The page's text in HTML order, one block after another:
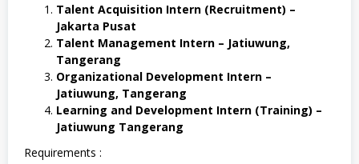
Talent Acquisition Intern (Recruitment) –
Jakarta Pusat
Talent Management Intern – Jatiuwung,
Tangerang
Organizational Development Intern –
Jatiuwung, Tangerang
Learning and Development Intern (Training) –
Jatiuwung Tangerang
Requirements :